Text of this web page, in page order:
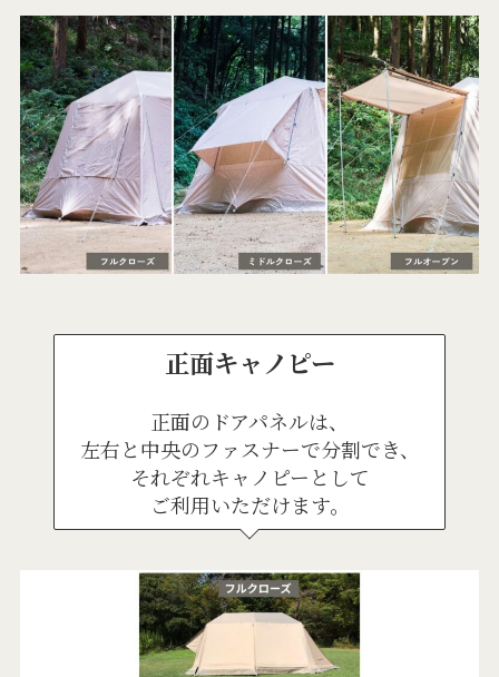
正面キャノピー
正面のドアパネルは、
左右と中央のファスナーで分割でき、
それぞれキャノピーとして
ご利用いただけます。